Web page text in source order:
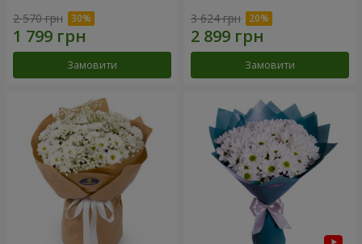
2 570 грн
Замовити
3 624 грн
Замовити